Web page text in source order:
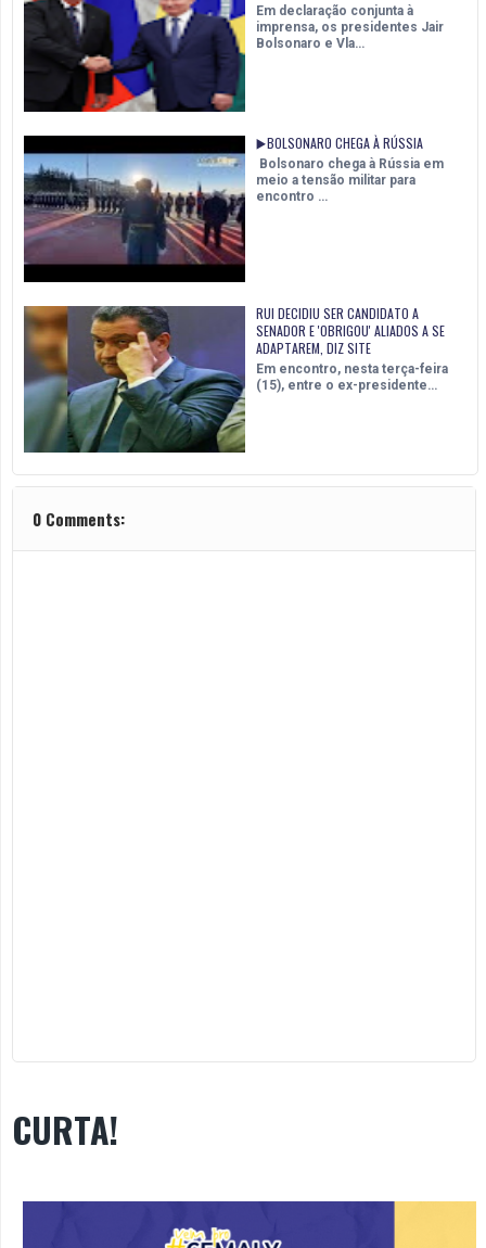
Em declaração conjunta à
imprensa, os presidentes Jair
Bolsonaro e Vla…
▶️BOLSONARO CHEGA À RÚSSIA
Bolsonaro chega à Rússia em
meio a tensão militar para
encontro …
RUI DECIDIU SER CANDIDATO A
SENADOR E 'OBRIGOU' ALIADOS A SE
ADAPTAREM, DIZ SITE
Em encontro, nesta terça-feira
(15), entre o ex-presidente…
0 Comments:
CURTA!